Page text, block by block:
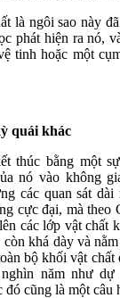
là ngôi sao này
phát hiện ra nó,
tinh hoặc một
quái khác
thúc bằng một
nó vào không
các quan sát dài
cực đại, mà theo
các lớp vật chất
khá dày và
bộ khối vật
năm như dự
cũng là một câu